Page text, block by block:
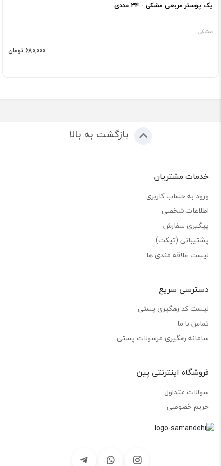
پک‌ پوستر مربعی مشکی - ۳۴ عددی
مشکی
680,000 تومان
بازگشت به بالا
خدمات مشتریان
ورود به حساب کاربری
اطلاعات شخصی
پیگیری سفارش
پشتیبانی (تیکت)
لیست علاقه مندی ها
دسترسی سریع
لیست کد رهگیری پستی
تماس با ما
سامانه رهگیری مرسولات پستی
فروشگاه اینترنتی پین
سوالات متداول
حریم خصوصی